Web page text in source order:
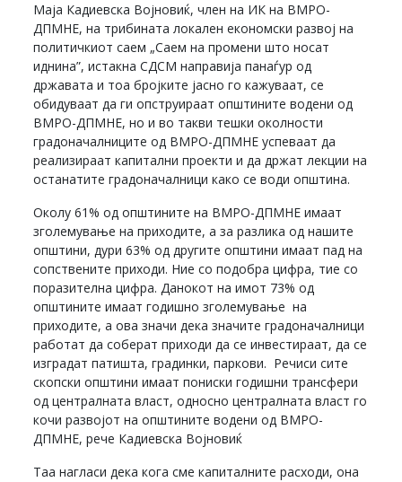
Маја Кадиевска Војновиќ, член на ИК на ВМРО-
ДПМНЕ, на трибината локален економски развој на
политичкиот саем „Саем на промени што носат
иднина”, истакна СДСМ направија панаѓур од
државата и тоа бројките јасно го кажуваат, се
обидуваат да ги опструираат општините водени од
ВМРО-ДПМНЕ, но и во такви тешки околности
градоначалниците од ВМРО-ДПМНЕ успеваат да
реализираат капитални проекти и да држат лекции на
останатите градоначалници како се води општина.
Околу 61% од општините на ВМРО-ДПМНЕ имаат
зголемување на приходите, а за разлика од нашите
општини, дури 63% од другите општини имаат пад на
сопствените приходи. Ние со подобра цифра, тие со
поразителна цифра. Данокот на имот 73% од
општините имаат годишно зголемување на
приходите, а ова значи дека значите градоначалници
работат да соберат приходи да се инвестираат, да се
изградат патишта, градинки, паркови. Речиси сите
скопски општини имаат пониски годишни трансфери
од централната власт, односно централната власт го
кочи развојот на општините водени од ВМРО-
ДПМНЕ, рече Кадиевска Војновиќ
Таа нагласи дека кога сме капиталните расходи, она